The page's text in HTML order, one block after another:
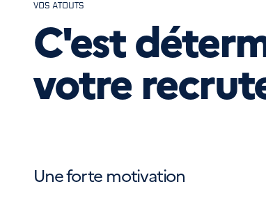
C'est
votre
VOS ATOUTS
Une forte motivation